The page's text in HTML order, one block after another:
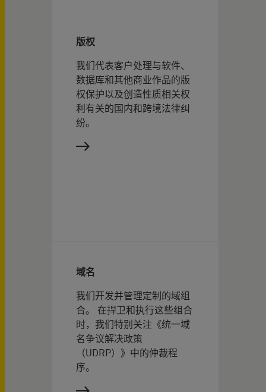
版权
我们代表客户处理与软件、
数据库和其他商业作品的版
权保护以及创造性质相关权
利有关的国内和跨境法律纠
纷。
域名
我们开发并管理定制的域组
合。 在捍卫和执行这些组合
时，我们特别关注《统一域
名争议解决政策
（UDRP）》中的仲裁程
序。